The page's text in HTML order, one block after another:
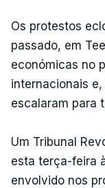
Os protestos
passado, em
económicas no
internacionais
escalaram para
Um Tribunal
esta terça-feira
envolvido nos